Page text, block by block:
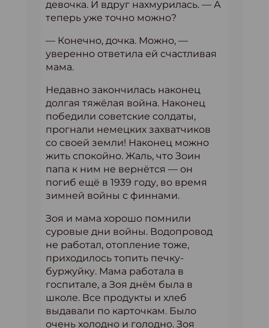
девочка. И вдруг нахмурилась. — А
теперь уже точно можно?
— Конечно, дочка. Можно, —
уверенно ответила ей счастливая
мама.
Недавно закончилась наконец
долгая тяжёлая война. Наконец
победили советские солдаты,
прогнали немецких захватчиков
со своей земли! Наконец можно
жить спокойно. Жаль, что Зоин
папа к ним не вернётся — он
погиб ещё в 1939 году, во время
зимней войны с финнами.
Зоя и мама хорошо помнили
суровые дни войны. Водопровод
не работал, отопление тоже,
приходилось топить печку-
буржуйку. Мама работала в
госпитале, а Зоя днём была в
школе. Все продукты и хлеб
выдавали по карточкам. Было
очень холодно и голодно. Зоя